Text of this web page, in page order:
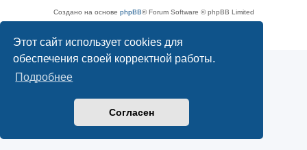
Этот сайт использует cookies для
обеспечения своей корректной работы.
Подробнее
Согласен
Создано на основе phpBB® Forum Software © phpBB Limited
Конфиденциальность